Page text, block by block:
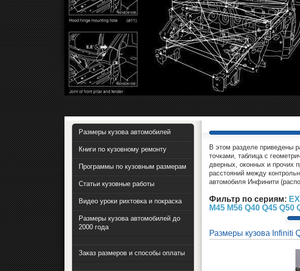
В этом разделе приведены
точками, таблица с
дверных, оконных и прочих
расстояний между
автомобиля Инфинити
Фильтр по сериям:
M45 M56 Q40 Q45 Q50
Размеры кузова Infiniti
Размеры кузова автомобилей
Книги по кузовному ремонту
Программы по кузовным размерам
Статьи кузовные работы
Видео уроки рихтовка и покраска
Размеры кузова автомобилей до
2000 года
Заказ размеров и способы оплаты